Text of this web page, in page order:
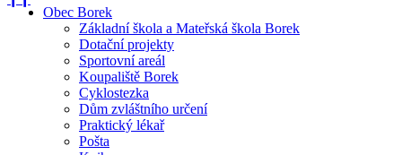
Obec Borek
Základní škola a Mateřská škola Borek
Dotační projekty
Sportovní areál
Koupaliště Borek
Cyklostezka
Dům zvláštního určení
Praktický lékař
Pošta